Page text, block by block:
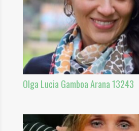
Olga Lucia Gamboa Arana 13243